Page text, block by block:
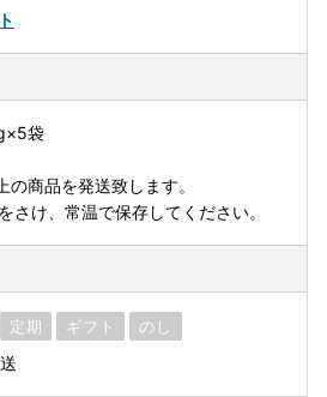
袋
の商品を発送致します。
さけ、常温で保存してください。
定期 ギフト のし